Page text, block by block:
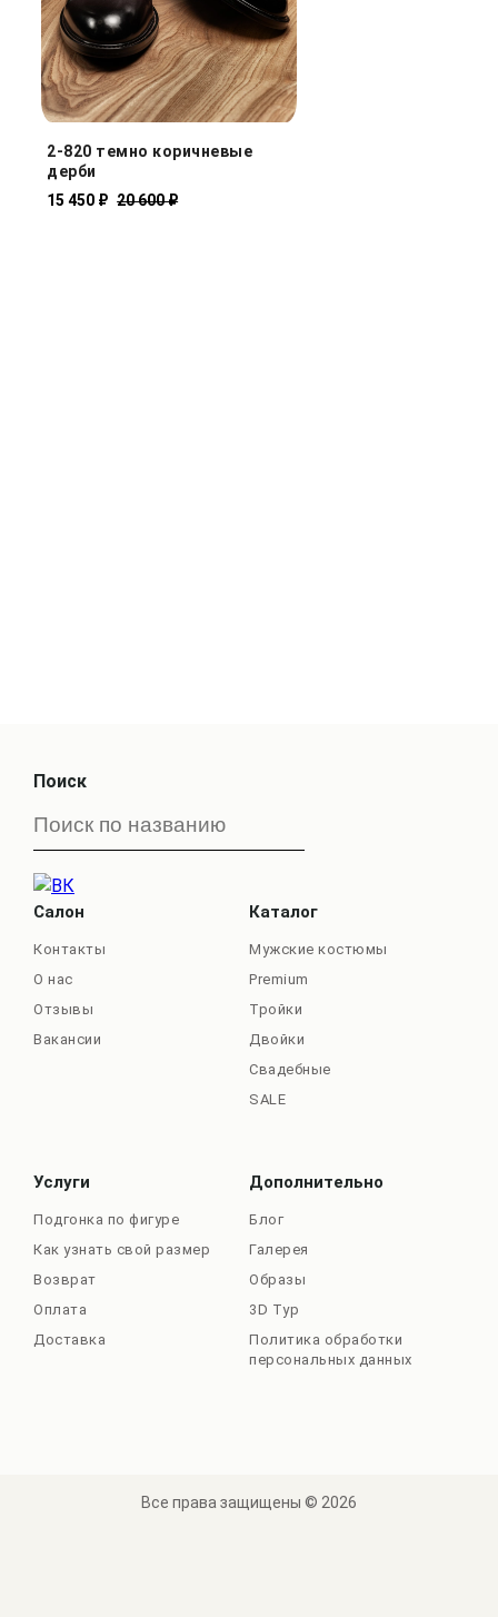
2-820 темно коричневые
дерби
15 450 ₽ 20 600 ₽
Поиск
Салон
Контакты
О нас
Отзывы
Вакансии
Каталог
Мужские костюмы
Premium
Тройки
Двойки
Свадебные
SALE
Услуги
Подгонка по фигуре
Как узнать свой размер
Возврат
Оплата
Доставка
Дополнительно
Блог
Галерея
Образы
3D Тур
Политика обработки
персональных данных
Все права защищены © 2026